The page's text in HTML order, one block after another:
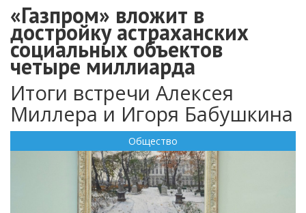
«Газпром» вложит в
достройку астраханских
социальных объектов
четыре миллиарда
Итоги встречи Алексея
Миллера и Игоря Бабушкина
Общество